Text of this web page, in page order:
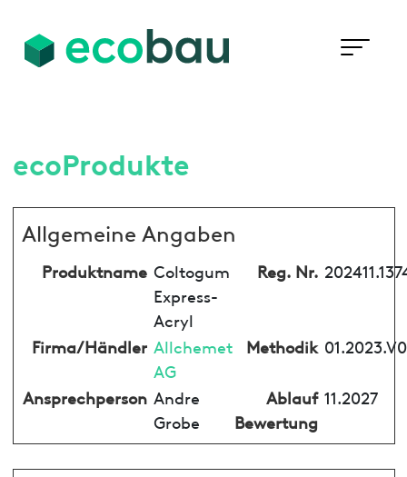
ecoProdukte
Allgemeine Angaben
Produktname Coltogum
Express-
Acryl
Reg. Nr.
Firma/Händler Allchemet
AG
Methodik
Ansprechperson Andre
Grobe
Ablauf
Bewertung
11.2027